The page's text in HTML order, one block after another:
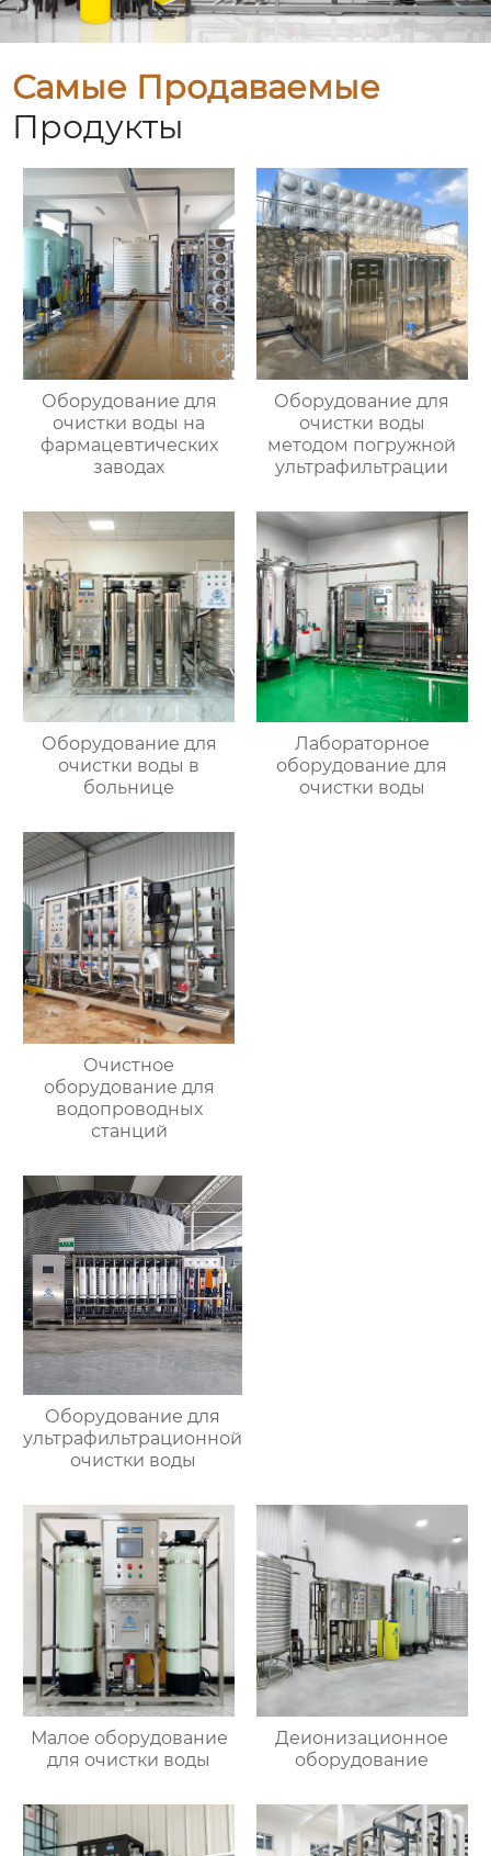
Самые Продаваемые
Продукты
Оборудование для
очистки воды на
фармацевтических
заводах
Оборудование для
очистки воды
методом погружной
ультрафильтрации
Оборудование для
очистки воды в
больнице
Лабораторное
оборудование для
очистки воды
Очистное
оборудование для
водопроводных
станций
Оборудование для
ультрафильтрационной
очистки воды
Малое оборудование
для очистки воды
Деионизационное
оборудование